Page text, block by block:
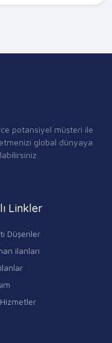
potansiyel müşteri ile
global dünyaya
Linkler
Düşenler
ilanları